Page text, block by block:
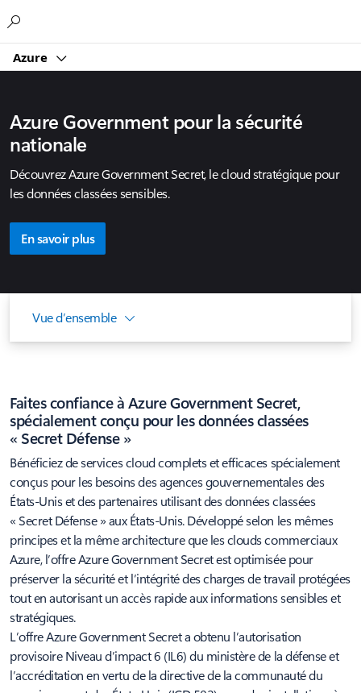
Azure
Azure Government pour la sécurité
nationale
Découvrez Azure Government Secret, le cloud stratégique pour
les données classées sensibles.
En savoir plus
Vue d’ensemble
Faites confiance à Azure Government Secret,
spécialement conçu pour les données classées
« Secret Défense »
Bénéficiez de services cloud complets et efficaces spécialement
conçus pour les besoins des agences gouvernementales des
États-Unis et des partenaires utilisant des données classées
« Secret Défense » aux États-Unis. Développé selon les mêmes
principes et la même architecture que les clouds commerciaux
Azure, l’offre Azure Government Secret est optimisée pour
préserver la sécurité et l’intégrité des charges de travail protégées
tout en autorisant un accès rapide aux informations sensibles et
stratégiques.
L’offre Azure Government Secret a obtenu l’autorisation
provisoire Niveau d’impact 6 (IL6) du ministère de la défense et
l’accréditation en vertu de la directive de la communauté du